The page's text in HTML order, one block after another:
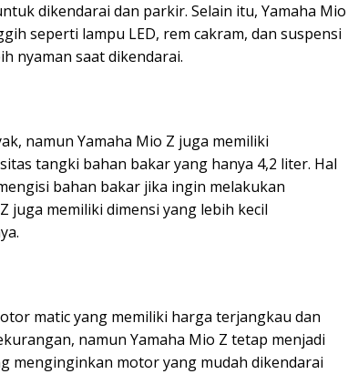
dikendarai dan parkir. Selain itu, Yamaha Mio
seperti lampu LED, rem cakram, dan suspensi
nyaman saat dikendarai.
namun Yamaha Mio Z juga memiliki
tangki bahan bakar yang hanya 4,2 liter. Hal
bahan bakar jika ingin melakukan
juga memiliki dimensi yang lebih kecil
matic yang memiliki harga terjangkau dan
namun Yamaha Mio Z tetap menjadi
menginginkan motor yang mudah dikendarai